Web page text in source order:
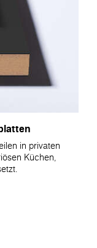
in privaten
Küchen,